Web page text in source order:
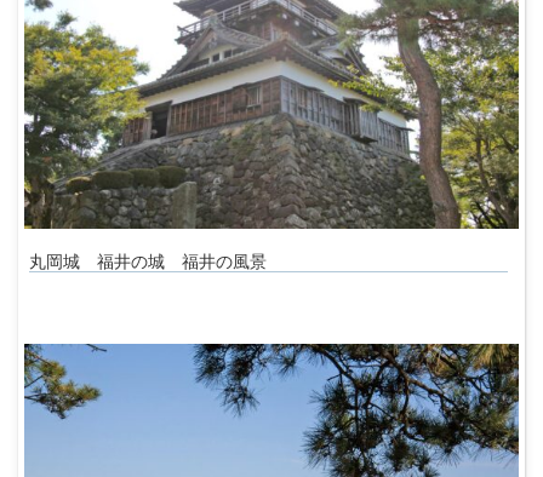
丸岡城 福井の城 福井の風景